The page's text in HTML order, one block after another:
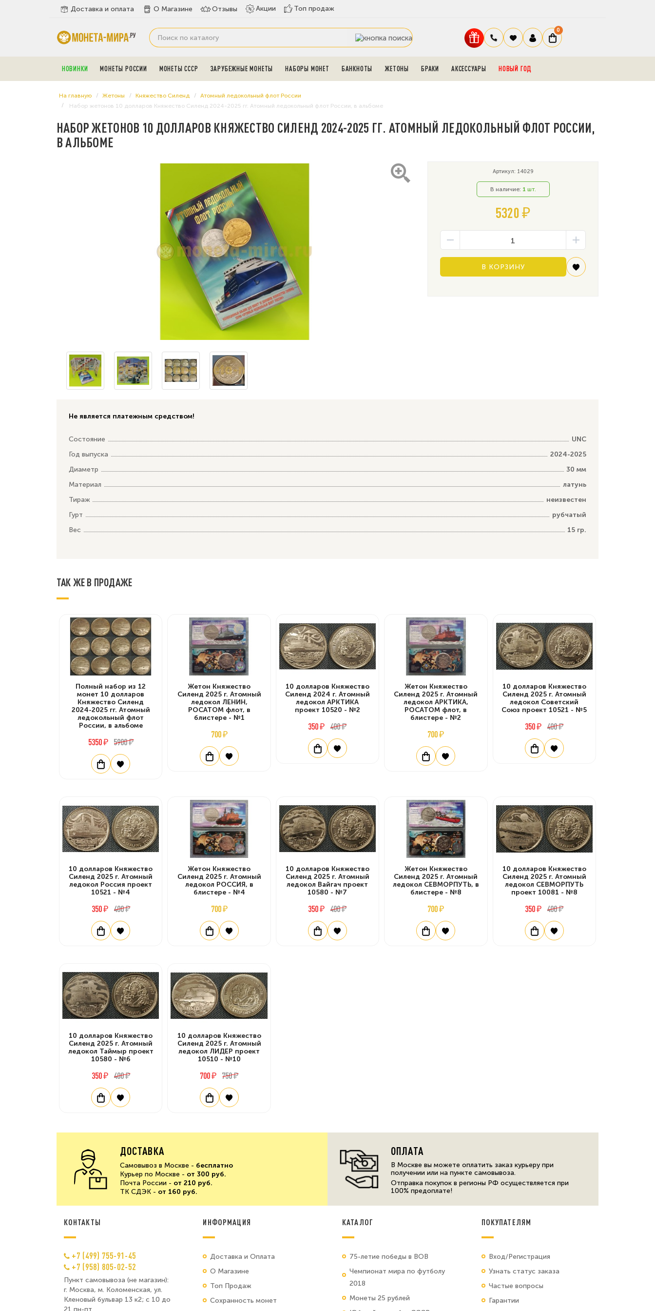
Доставка и оплата О Магазине Отзывы Акции Топ продаж
0
НОВИНКИ МОНЕТЫ РОССИИ МОНЕТЫ СССР ЗАРУБЕЖНЫЕ МОНЕТЫ НАБОРЫ МОНЕТ БАНКНОТЫ ЖЕТОНЫ БРАКИ АКСЕССУАРЫ НОВЫЙ ГОД
На главную Жетоны Княжество Силенд
Атомный ледокольный флот России
Набор жетонов 10 долларов Княжество Силенд 2024-2025 гг. Атомный ледокольный флот России, в альбоме
НАБОР ЖЕТОНОВ 10 ДОЛЛАРОВ КНЯЖЕСТВО СИЛЕНД 2024-2025 ГГ. АТОМНЫЙ ЛЕДОКОЛЬНЫЙ ФЛОТ РОССИИ,
В АЛЬБОМЕ
Артикул: 14029
В наличие: 1 шт.
5320 ₽
В КОРЗИНУ
Не является платежным средством!
Состояние
UNC
Год выпуска
2024-2025
Диаметр
30 мм
Материал
латунь
Тираж
неизвестен
Гурт
рубчатый
Вес
15 гр.
ТАК ЖЕ В ПРОДАЖЕ
Полный набор из 12
монет 10 долларов
Княжество Силенд
2024-2025 гг. Атомный
ледокольный флот
России, в альбоме
5350 ₽ 5900 ₽
Жетон Княжество
Силенд 2025 г. Атомный
ледокол ЛЕНИН,
РОСАТОМ флот, в
блистере - №1
700 ₽
10 долларов Княжество
Силенд 2024 г. Атомный
ледокол АРКТИКА
проект 10520 - №2
350 ₽ 400 ₽
Жетон Княжество
Силенд 2025 г. Атомный
ледокол АРКТИКА,
РОСАТОМ флот, в
блистере - №2
700 ₽
10 долларов Княжество
Силенд 2025 г. Атомный
ледокол Советский
Союз проект 10521 - №5
350 ₽ 400 ₽
10 долларов Княжество
Силенд 2025 г. Атомный
ледокол Россия проект
10521 - №4
350 ₽ 400 ₽
Жетон Княжество
Силенд 2025 г. Атомный
ледокол РОССИЯ, в
блистере - №4
700 ₽
10 долларов Княжество
Силенд 2025 г. Атомный
ледокол Вайгач проект
10580 - №7
350 ₽ 400 ₽
Жетон Княжество
Силенд 2025 г. Атомный
ледокол СЕВМОРПУТЬ, в
блистере - №8
700 ₽
10 долларов Княжество
Силенд 2025 г. Атомный
ледокол СЕВМОРПУТЬ
проект 10081 - №8
350 ₽ 400 ₽
10 долларов Княжество
Силенд 2025 г. Атомный
ледокол Таймыр проект
10580 - №6
350 ₽ 400 ₽
10 долларов Княжество
Силенд 2025 г. Атомный
ледокол ЛИДЕР проект
10510 - №10
700 ₽ 750 ₽
ДОСТАВКА
Самовывоз в Москве - бесплатно
Курьер по Москве - от 300 руб.
Почта России - от 210 руб.
ТК СДЭК - от 160 руб.
ОПЛАТА
В Москве вы можете оплатить заказ курьеру при
получении или на пункте самовывоза.
Отправка покупок в регионы РФ осуществляется при
100% предоплате!
КОНТАКТЫ
+7 (499) 755-91-45
+7 (958) 805-02-52
Пункт самовывоза (не магазин):
г. Москва, м. Коломенская, ул.
Кленовый бульвар 13 к2; с 10 до
21 пн-пт
ИНФОРМАЦИЯ
Доставка и Оплата
О Магазине
Топ Продаж
Сохранность монет
КАТАЛОГ
75-летие победы в ВОВ
Чемпионат мира по футболу
2018
Монеты 25 рублей
ПОКУПАТЕЛЯМ
Вход/Регистрация
Узнать статус заказа
Частые вопросы
Гарантии